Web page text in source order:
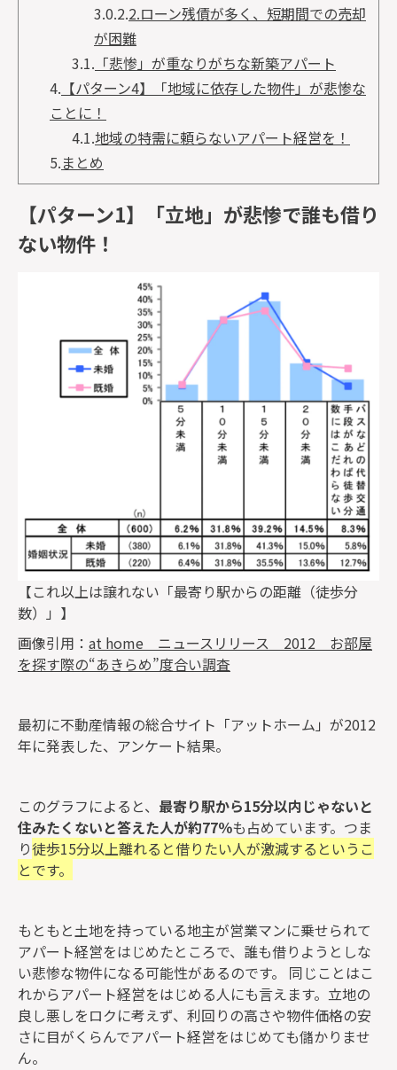
3.0.2.2.ローン残債が多く、短期間での売却
が困難
3.1. 「悲惨」が重なりがちな新築アパート
4. 【パターン4】「地域に依存した物件」が悲惨な
ことに！
4.1.地域の特需に頼らないアパート経営を！
5.まとめ
【パターン1】「立地」が悲惨で誰も借り
ない物件！
【これ以上は譲れない「最寄り駅からの距離（徒歩分
数）」】
画像引用： at home ニュースリリース 2012 お部屋
を探す際の“あきらめ”度合い調査
最初に不動産情報の総合サイト「アットホーム」が2012
年に発表した、アンケート結果。
このグラフによると、 最寄り駅から15分以内じゃないと
住みたくないと答えた人が約77％も占めています。つま
り徒歩15分以上離れると借りたい人が激減するというこ
とです。
もともと土地を持っている地主が営業マンに乗せられて
アパート経営をはじめたところで、誰も借りようとしな
い悲惨な物件になる可能性があるのです。
同じことはこ
れからアパート経営をはじめる人にも言えます。立地の
良し悪しをロクに考えず、利回りの高さや物件価格の安
さに目がくらんでアパート経営をはじめても儲かりませ
ん。